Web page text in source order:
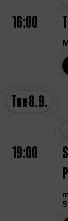
16:00
Tue8.9.
19:00